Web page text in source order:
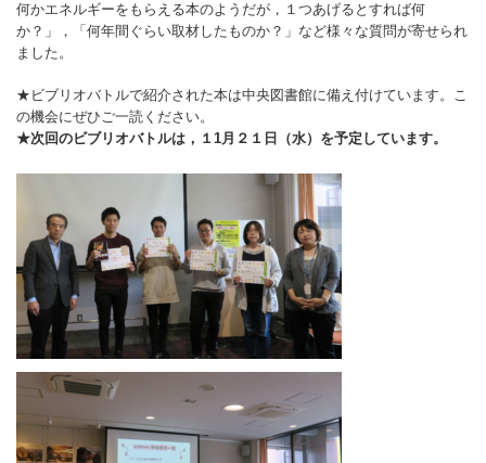
何かエネルギーをもらえる本のようだが，１つあげるとすれば何
か？」，「何年間ぐらい取材したものか？」など様々な質問が寄せられ
ました。
★ビブリオバトルで紹介された本は中央図書館に備え付けています。こ
の機会にぜひご一読ください。
★次回のビブリオバトルは，１1月２１日（水）を予定しています。